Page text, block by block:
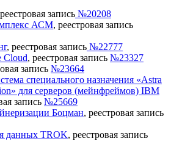
запись №20208
АСМ, реестровая запись
, реестровая запись №22777
Cloud, реестровая запись №23327
запись №23664
специального назначения «Astra
для серверов (мейнфреймов) IBM
запись №25669
Боцман, реестровая запись
данных TROK, реестровая запись